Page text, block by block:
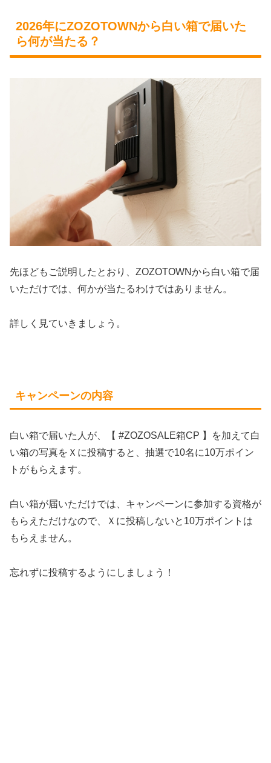
2026年にZOZOTOWNから白い箱で届いた
ら何が当たる？
先ほどもご説明したとおり、ZOZOTOWNから白い箱で届
いただけでは、何かが当たるわけではありません。
詳しく見ていきましょう。
キャンペーンの内容
白い箱で届いた人が、【 #ZOZOSALE箱CP 】を加えて白
い箱の写真をＸに投稿すると、抽選で10名に10万ポイン
トがもらえます。
白い箱が届いただけでは、キャンペーンに参加する資格が
もらえただけなので、Ｘに投稿しないと10万ポイントは
もらえません。
忘れずに投稿するようにしましょう！